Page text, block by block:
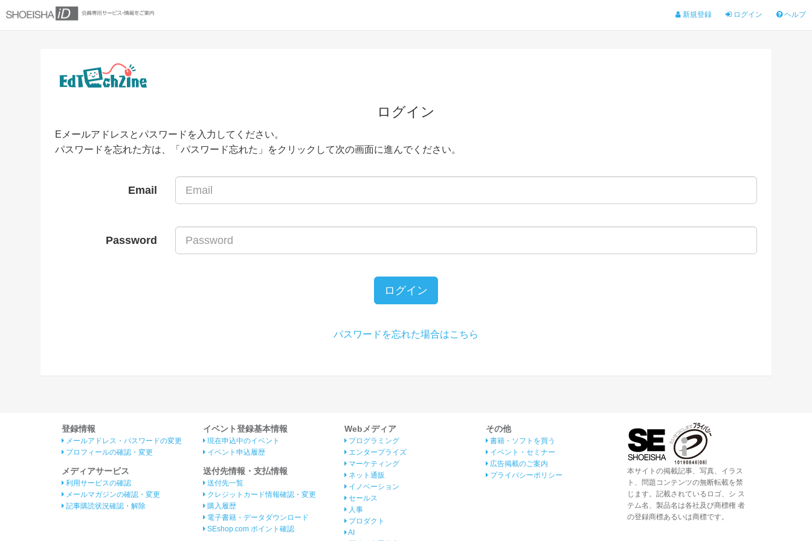
新規登録 ログイン ヘルプ
ログイン
Eメールアドレスとパスワードを入力してください。
パスワードを忘れた方は、「パスワード忘れた」をクリックして次の画面に進んでください。
Email
Password
ログイン
パスワードを忘れた場合はこちら
登録情報
メールアドレス・パスワードの変更
プロフィールの確認・変更
メディアサービス
利用サービスの確認
メールマガジンの確認・変更
記事購読状況確認・解除
イベント登録基本情報
現在申込中のイベント
イベント申込履歴
送付先情報・支払情報
送付先一覧
クレジットカード情報確認・変更
購入履歴
電子書籍・データダウンロード
SEshop.com ポイント確認
Webメディア
プログラミング
エンタープライズ
マーケティング
ネット通販
イノベーション
セールス
人事
プロダクト
AI
その他
書籍・ソフトを買う
イベント・セミナー
広告掲載のご案内
プライバシーポリシー
本サイトの掲載記事、写真、イラス
ト、問題コンテンツの無断転載を禁
じます。記載されているロゴ、シ ス
テム名、製品名は各社及び商標権 者
の登録商標あるいは商標です。